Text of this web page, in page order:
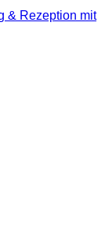
& Rezeption mit